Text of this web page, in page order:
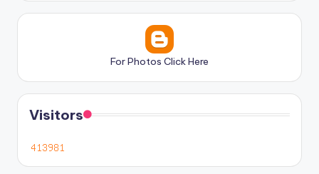
For Photos Click Here
Visitors